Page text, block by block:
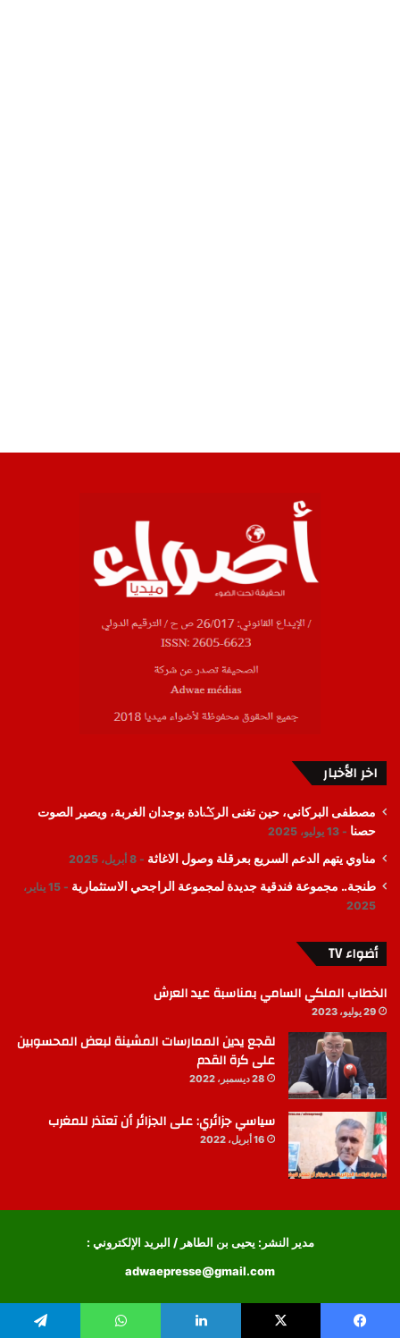
اخر الأخبار
مصطفى البركاني، حين تغنى الرݣادة بوجدان الغربة، ويصير الصوت
حصنا
13 يوليو، 2025
مناوي يتهم الدعم السريع بعرقلة وصول الاغاثة 8 أبريل، 2025
طنجة.. مجموعة فندقية جديدة لمجموعة الراجحي الاستثمارية
15 يناير،
2025
أضواء TV
الخطاب الملكي السامي بمناسبة عيد العرش
29 يوليو، 2023
لقجع يدين الممارسات المشينة لبعض المحسوبين
على كرة القدم
28 ديسمبر، 2022
سياسي جزائري: على الجزائر أن تعتذر للمغرب
16 أبريل، 2022
مدير النشر: يحيى بن الطاهر / البريد الإلكتروني :
adwaepresse@gmail.com